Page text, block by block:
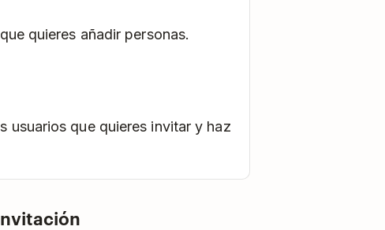
quieres añadir personas.
usuarios que quieres invitar y haz